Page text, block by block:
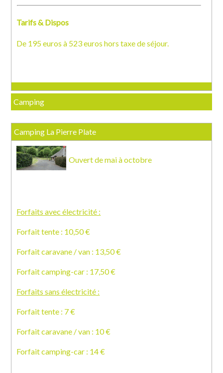
Tarifs & Dispos
De 195 euros à 523 euros hors taxe de séjour.
Camping
Camping La Pierre Plate
Ouvert de mai à octobre
Forfaits avec électricité :
Forfait tente : 10,50 €
Forfait caravane / van : 13,50 €
Forfait camping-car : 17,50 €
Forfaits sans électricité :
Forfait tente : 7 €
Forfait caravane / van : 10 €
Forfait camping-car : 14 €